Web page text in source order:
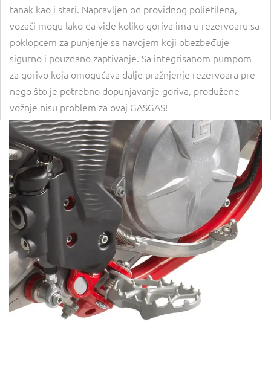
tanak kao i stari. Napravljen od providnog polietilena,
vozači mogu lako da vide koliko goriva ima u rezervoaru sa
poklopcem za punjenje sa navojem koji obezbeđuje
sigurno i pouzdano zaptivanje. Sa integrisanom pumpom
za gorivo koja omogućava dalje pražnjenje rezervoara pre
nego što je potrebno dopunjavanje goriva, produžene
vožnje nisu problem za ovaj GASGAS!